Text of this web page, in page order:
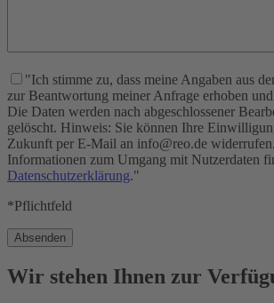
"Ich stimme zu, dass meine Angaben aus
zur Beantwortung meiner Anfrage erhoben
Die Daten werden nach abgeschlossener
gelöscht. Hinweis: Sie können Ihre
Zukunft per E-Mail an info@reo.de
Informationen zum Umgang mit Nutzerdaten
Datenschutzerklärung."
*Pflichtfeld
Wir stehen Ihnen zur